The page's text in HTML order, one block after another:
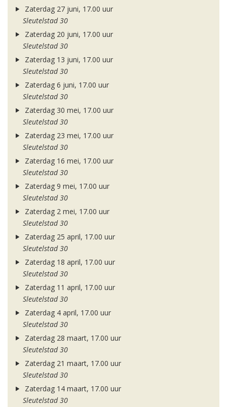
Zaterdag 27 juni, 17.00 uur
Sleutelstad 30
Zaterdag 20 juni, 17.00 uur
Sleutelstad 30
Zaterdag 13 juni, 17.00 uur
Sleutelstad 30
Zaterdag 6 juni, 17.00 uur
Sleutelstad 30
Zaterdag 30 mei, 17.00 uur
Sleutelstad 30
Zaterdag 23 mei, 17.00 uur
Sleutelstad 30
Zaterdag 16 mei, 17.00 uur
Sleutelstad 30
Zaterdag 9 mei, 17.00 uur
Sleutelstad 30
Zaterdag 2 mei, 17.00 uur
Sleutelstad 30
Zaterdag 25 april, 17.00 uur
Sleutelstad 30
Zaterdag 18 april, 17.00 uur
Sleutelstad 30
Zaterdag 11 april, 17.00 uur
Sleutelstad 30
Zaterdag 4 april, 17.00 uur
Sleutelstad 30
Zaterdag 28 maart, 17.00 uur
Sleutelstad 30
Zaterdag 21 maart, 17.00 uur
Sleutelstad 30
Zaterdag 14 maart, 17.00 uur
Sleutelstad 30